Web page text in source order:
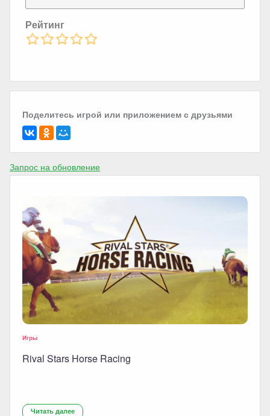
Рейтинг
Поделитесь игрой или приложением с друзьями
Запрос на обновление
Игры
Rival Stars Horse Racing
Читать далее